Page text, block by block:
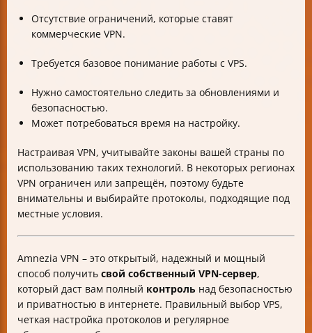
Отсутствие ограничений, которые ставят
коммерческие VPN.
Требуется базовое понимание работы с VPS.
Нужно самостоятельно следить за обновлениями и
безопасностью.
Может потребоваться время на настройку.
Настраивая VPN, учитывайте законы вашей страны по
использованию таких технологий. В некоторых регионах
VPN ограничен или запрещён, поэтому будьте
внимательны и выбирайте протоколы, подходящие под
местные условия.
Amnezia VPN – это открытый, надежный и мощный
способ получить свой собственный VPN-сервер,
который даст вам полный контроль над безопасностью
и приватностью в интернете. Правильный выбор VPS,
четкая настройка протоколов и регулярное